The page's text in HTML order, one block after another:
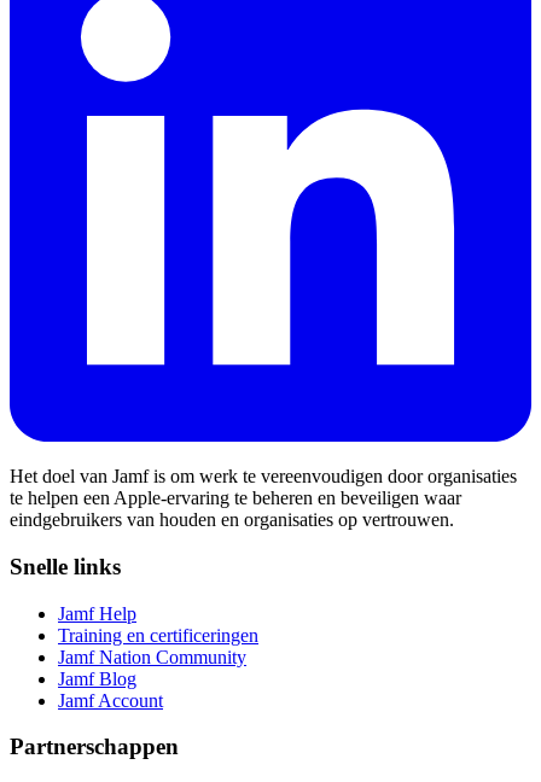
Het doel van Jamf is om werk te vereenvoudigen door organisaties
te helpen een Apple-ervaring te beheren en beveiligen waar
eindgebruikers van houden en organisaties op vertrouwen.
Snelle links
Jamf Help
Training en certificeringen
Jamf Nation Community
Jamf Blog
Jamf Account
Partnerschappen